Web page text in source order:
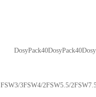
FSW3/3FSW4/2FSW5.5/